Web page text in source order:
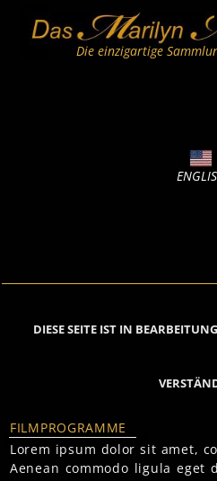
Die einzigartige
DIESE SEITE IST IN
FILMPROGRAMME
Lorem ipsum dolor sit amet,
Aenean commodo ligula eget